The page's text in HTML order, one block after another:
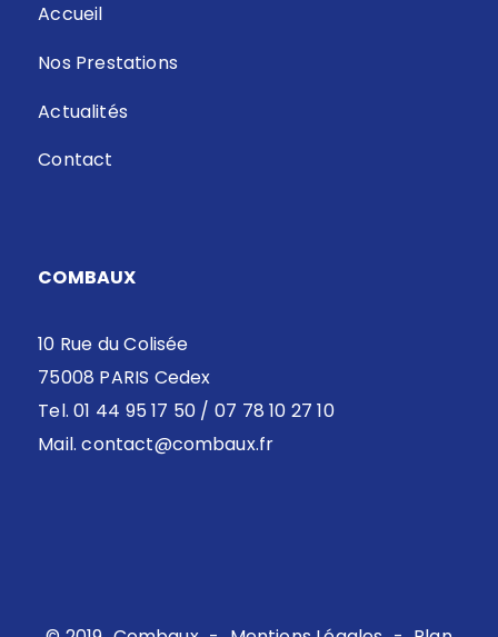
Accueil
Nos Prestations
Actualités
Contact
COMBAUX
10 Rue du Colisée
75008 PARIS Cedex
Tel. 01 44 95 17 50 / 07 78 10 27 10
Mail.contact@combaux.fr